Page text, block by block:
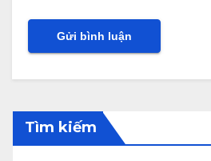
Tìm kiếm